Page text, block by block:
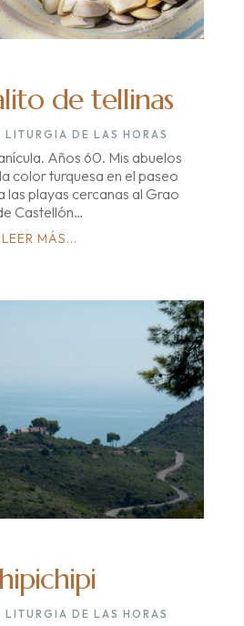
de tellinas
LITURGIA DE LAS HORAS
Años 60. Mis abuelos
color turquesa en el paseo
las playas cercanas al Grao
Castellón…
LEER MÁS...
LITURGIA DE LAS HORAS